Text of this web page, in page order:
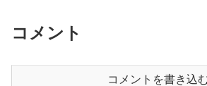
コメント
コメントを書き込